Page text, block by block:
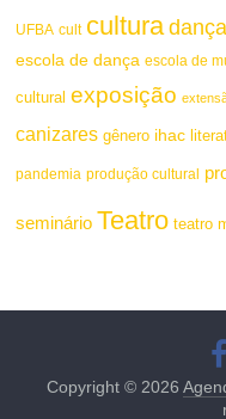
UFBA cult cultura dança
escola de dança escola de
cultural exposição
canizares gênero ihac
pandemia produção cultural
seminário Teatro teatro
Copyright © 2026